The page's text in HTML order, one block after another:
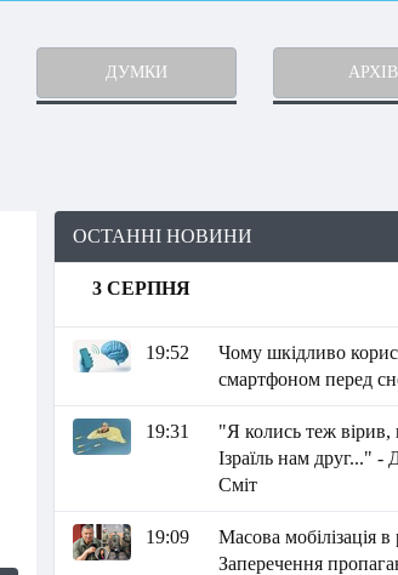
ДУМКИ АРХІВ
ОСТАННІ НОВИНИ
3 СЕРПНЯ
19:52
Чому шкідливо
смартфоном перед
19:31
"Я колись теж
Ізраїль нам друг..." -
Сміт
19:09
Масова мобілізація в
Заперечення